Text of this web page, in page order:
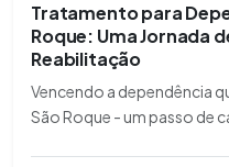
Tratamento para
Roque: Uma Jornada
Reabilitação
Vencendo a dependência
São Roque - um passo de